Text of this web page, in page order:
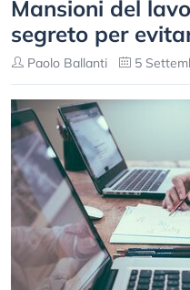
Mansioni del
segreto per
Paolo Ballanti 5